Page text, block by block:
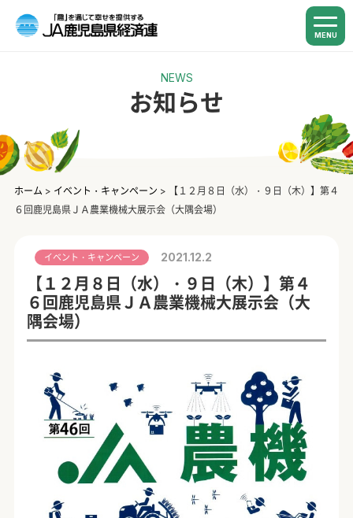
MENU
NEWS
お知らせ
ホーム > イベント・キャンペーン >
【１２月８日（水）・９日（木）】第４
６回鹿児島県ＪＡ農業機械大展示会（大隅会場）
イベント・キャンペーン 2021.12.2
【１２月８日（水）・９日（木）】第４
６回鹿児島県ＪＡ農業機械大展示会（大
隅会場）